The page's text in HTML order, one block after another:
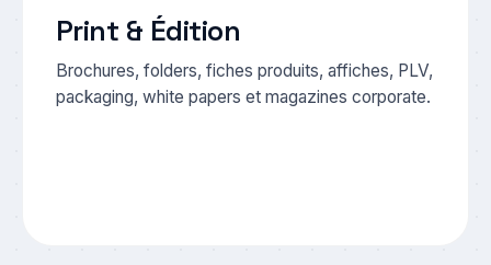
Print & Édition
Brochures, folders, fiches produits, affiches, PLV,
packaging, white papers et magazines corporate.